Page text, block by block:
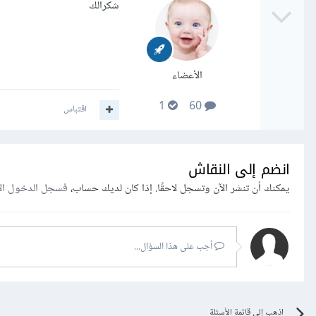
الأعضاء
60
شكرالك
اقتباس
انضم إلى النقاش
يمكنك أن تنشر الآن وتسجل لاحقًا. إذا كان لديك حساب،فسجل الدخول
أجب على هذا السؤال...
اذهب إلى قائمة الأسئلة